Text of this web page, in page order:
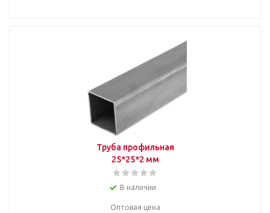
Труба профильная
25*25*2 мм
В наличии
Оптовая цена